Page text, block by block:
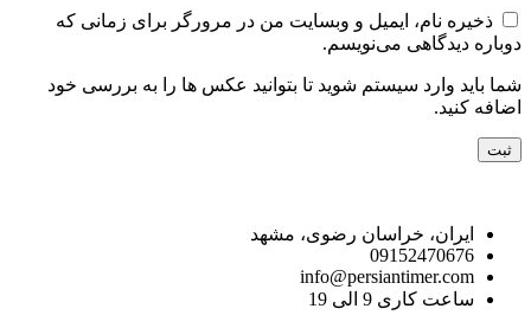
ذخیره نام، ایمیل و وبسایت من در مرورگر برای زمانی که
دوباره دیدگاهی می‌نویسم.
شما باید وارد سیستم شوید تا بتوانید عکس ها را به بررسی خود
اضافه کنید.
ایران، خراسان رضوی، مشهد
09152470676
info@persiantimer.com
ساعت کاری 9 الی 19